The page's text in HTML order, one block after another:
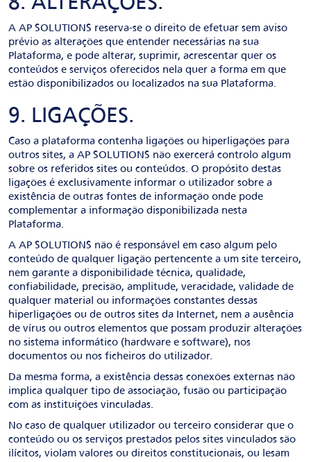
A AP SOLUTIONS reserva-se o direito de efetuar sem aviso
prévio as alterações que entender necessárias na sua
Plataforma, e pode alterar, suprimir, acrescentar quer os
conteúdos e serviços oferecidos nela quer a forma em que
estão disponibilizados ou localizados na sua Plataforma.
9. LIGAÇÕES.
Caso a plataforma contenha ligações ou hiperligações para
outros sites, a AP SOLUTIONS não exercerá controlo algum
sobre os referidos sites ou conteúdos. O propósito destas
ligações é exclusivamente informar o utilizador sobre a
existência de outras fontes de informação onde pode
complementar a informação disponibilizada nesta
Plataforma.
A AP SOLUTIONS não é responsável em caso algum pelo
conteúdo de qualquer ligação pertencente a um site terceiro,
nem garante a disponibilidade técnica, qualidade,
confiabilidade, precisão, amplitude, veracidade, validade de
qualquer material ou informações constantes dessas
hiperligações ou de outros sites da Internet, nem a ausência
de vírus ou outros elementos que possam produzir alterações
no sistema informático (hardware e software), nos
documentos ou nos ficheiros do utilizador.
Da mesma forma, a existência dessas conexões externas não
implica qualquer tipo de associação, fusão ou participação
com as instituições vinculadas.
No caso de qualquer utilizador ou terceiro considerar que o
conteúdo ou os serviços prestados pelos sites vinculados são
ilícitos, violam valores ou direitos constitucionais, ou lesam